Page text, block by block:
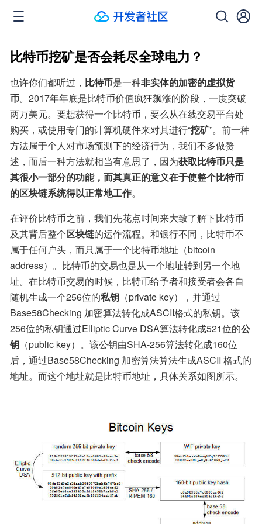
比特币挖矿是否会耗尽全球电力？
也许你们都听过， 比特币是一种非实体的加密的虚拟货
币。2017年年底是比特币价值疯狂飙涨的阶段，一度突破
两万美元。要想获得一个比特币，要么从在线交易平台处
购买，或使用专门的计算机硬件来对其进行“挖矿”。前一种
方法属于个人对市场预测下的经济行为，我们不多做赘
述，而后一种方法就相当有意思了，因为获取比特币只是
其很小一部分的功能，而其真正的意义在于使整个比特币
的区块链系统得以正常地工作。
在评价比特币之前，我们先花点时间来大致了解下比特币
及其背后整个区块链的运作流程。和银行不同，比特币不
属于任何户头，而只属于一个比特币地址（bitcoin
address）。比特币的交易也是从一个地址转到另一个地
址。在比特币交易的时候，比特币给予者和接受者会各自
随机生成一个256位的私钥 （private key），并通过
Base58Checking 加密算法转化成ASCII格式的私钥。该
256位的私钥通过Elliptic Curve DSA算法转化成521位的公
钥 （public key）。该公钥由SHA-256算法转化成160位
后，通过Base58Checking 加密算法算法生成ASCII 格式的
地址。而这个地址就是比特币地址，具体关系如图所示。